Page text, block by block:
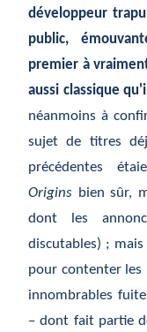
développeur
public,
premier à
aussi classique
néanmoins à
sujet de titres
précédentes
Origins bien sûr,
dont les
discutables) ;
pour contenter les
innombrables
– dont fait partie